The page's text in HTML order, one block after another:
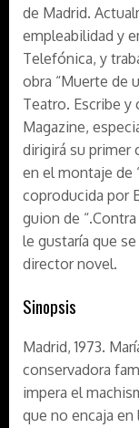
de Madrid.
empleabilidad y
Telefónica, y
obra “Muerte de
Teatro. Escribe y
Magazine,
dirigirá su primer
en el montaje de
coproducida por
guion de
le gustaría que
director novel.
Sinopsis
Madrid, 1973.
conservadora
impera el
que no encaja